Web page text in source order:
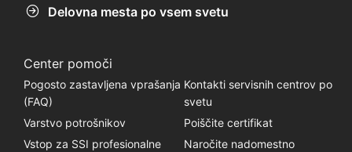
Delovna mesta po vsem svetu
Center pomoči
Pogosto zastavljena vprašanja
(FAQ)
Kontakti servisnih centrov po
svetu
Varstvo potrošnikov
Poiščite certifikat
Vstop za SSI profesionalne
Naročite nadomestno